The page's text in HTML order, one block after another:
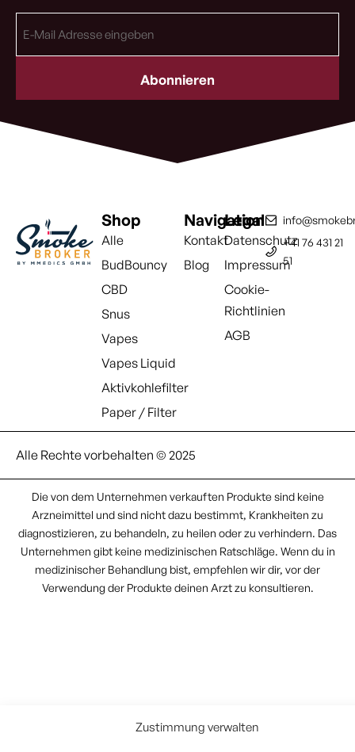
Zustimmung verwalten
Mail
Shop
Alle
BudBouncy
CBD
Snus
Vapes
Vapes Liquid
Aktivkohlefilter
Paper / Filter
Navigation
Kontakt
Blog
Legal
Datenschutz
Impressum
Cookie-
Richtlinien
AGB
+41 76 431 21
51
Alle Rechte vorbehalten © 2025
Die von dem Unternehmen verkauften Produkte sind keine
Arzneimittel und sind nicht dazu bestimmt, Krankheiten zu
diagnostizieren, zu behandeln, zu heilen oder zu verhindern. Das
Unternehmen gibt keine medizinischen Ratschläge. Wenn du in
medizinischer Behandlung bist, empfehlen wir dir, vor der
Verwendung der Produkte deinen Arzt zu konsultieren.